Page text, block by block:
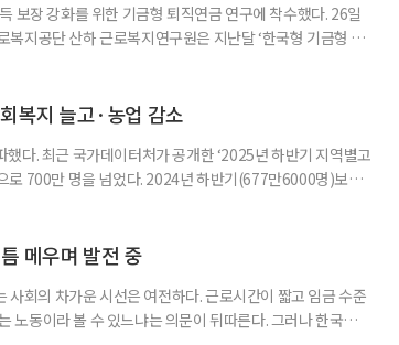
보장 강화를 위한 기금형 퇴직연금 연구에 착수했다. 26일
지공단 산하 근로복지연구원은 지난달 ‘한국형 기금형 퇴
국형 모델 개발이 필요하다”고 밝혔다. 이번 연구는 먼저
복지 늘고·농업 감소
다. 최근 국가데이터처가 공개한 ‘2025년 하반기 지역별고
로 700만 명을 넘었다. 2024년 하반기(677만6000명)보다
다. 반면
메우며 발전 중
사회의 차가운 시선은 여전하다. 근로시간이 짧고 임금 수준
노동이라 볼 수 있느냐는 의문이 뒤따른다. 그러나 한국노인